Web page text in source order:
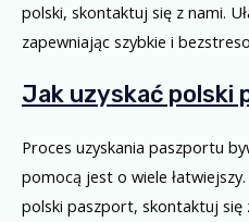
polski, skontaktuj się z nami.
zapewniając szybkie i
Jak uzyskać polski
Proces uzyskania paszportu
pomocą jest o wiele łatwiejszy.
polski paszport, skontaktuj się